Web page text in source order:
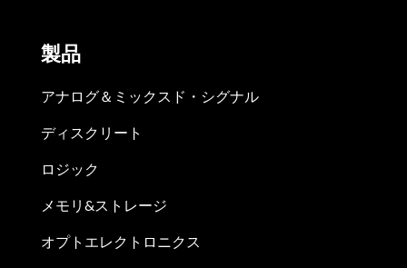
製品
アナログ＆ミックスド・シグナル
ディスクリート
ロジック
メモリ&ストレージ
オプトエレクトロニクス